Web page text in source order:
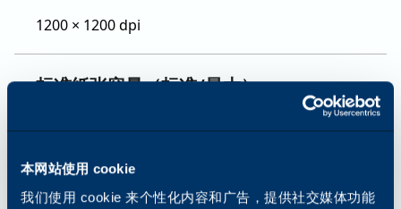
本网站使用 cookie
我们使用 cookie 来个性化内容和广告，提供社交媒体功能
1200 × 1200 dpi
标准纸张容量（标准/最大）
520/5190
纸张尺寸和重量